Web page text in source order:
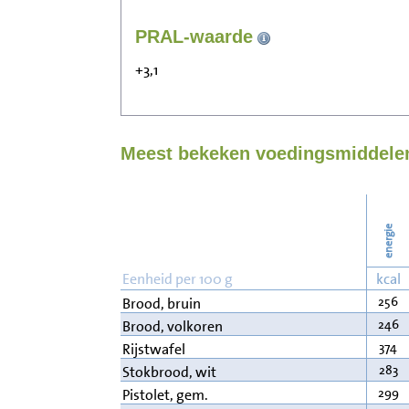
PRAL-waarde
+3,1
Meest bekeken
energie
Eenheid per 100 g kcal
Brood, bruin
256
Brood, volkoren 246
Rijstwafel 374
Stokbrood, wit 283
Pistolet, gem. 299